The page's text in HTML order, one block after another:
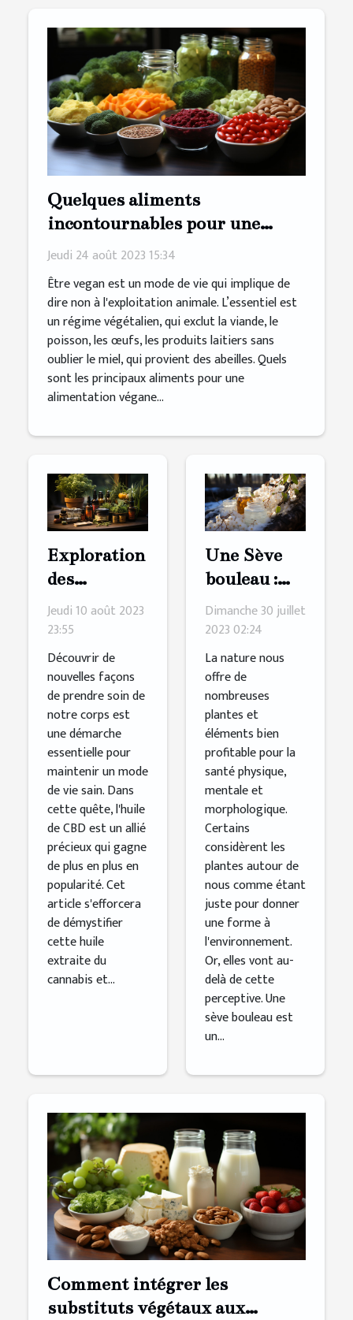
Quelques aliments
incontournables pour une
alimentation végane saine
Jeudi 24 août 2023 15:34
Être vegan est un mode de vie qui implique de
dire non à l'exploitation animale. L’essentiel est
un régime végétalien, qui exclut la viande, le
poisson, les œufs, les produits laitiers sans
oublier le miel, qui provient des abeilles. Quels
sont les principaux aliments pour une
alimentation végane...
Exploration
des
bienfaits de
l'huile de
CBD
Jeudi 10 août 2023
23:55
Découvrir de
nouvelles façons
de prendre soin de
notre corps est
une démarche
essentielle pour
maintenir un mode
de vie sain. Dans
cette quête, l'huile
de CBD est un allié
précieux qui gagne
de plus en plus en
popularité. Cet
article s'efforcera
de démystifier
cette huile
extraite du
cannabis et...
Une Sève
bouleau :
quelques
bienfaits de
ce produit
sur la santé
Dimanche 30 juillet
2023 02:24
La nature nous
offre de
nombreuses
plantes et
éléments bien
profitable pour la
santé physique,
mentale et
morphologique.
Certains
considèrent les
plantes autour de
nous comme étant
juste pour donner
une forme à
l'environnement.
Or, elles vont au-
delà de cette
perceptive. Une
sève bouleau est
un...
Comment intégrer les
substituts végétaux aux